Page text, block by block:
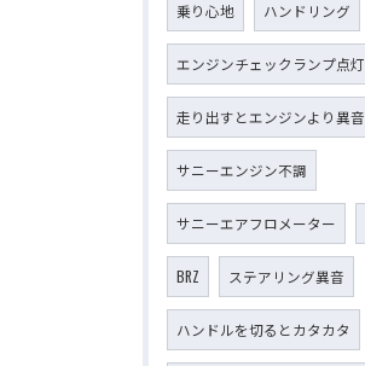
乗り心地 ハンドリング
エンジンチェックランプ点灯
走り出すとエンジンより異音
サニーエンジン不調
サニーエアフロメーター
BRZ ステアリング異音
ハンドルを切るとカタカタ